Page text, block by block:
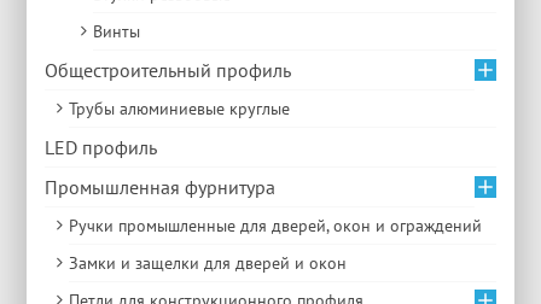
Винты
Общестроительный профиль
Трубы алюминиевые круглые
LED профиль
Промышленная фурнитура
Ручки промышленные для дверей, окон и ограждений
Замки и защелки для дверей и окон